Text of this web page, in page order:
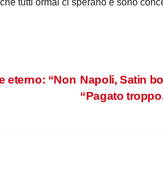
tutti ormai ci sperano e sono
Napoli, Satin
“Pagato
eterno: “Non